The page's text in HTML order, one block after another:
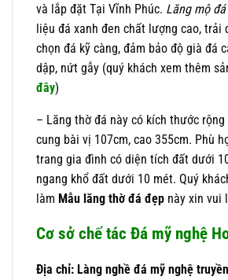
và lắp đặt Tại Vĩnh Phúc. Lăng mộ đá
liệu đá xanh đen chất lượng cao, trải
chọn đá kỹ càng, đảm bảo độ già đá
dập, nứt gẫy (quý khách xem thêm
đây)
– Lăng thờ đá này có kích thước rộng
cung bài vị 107cm, cao 355cm. Phù
trang gia đình có diện tích đất dưới
ngang khổ đất dưới 10 mét. Quý
làm Mẫu lăng thờ đá đẹp này xin vui
Cơ sở chế tác Đá mỹ nghệ
Địa chỉ: Làng nghề đá mỹ nghệ